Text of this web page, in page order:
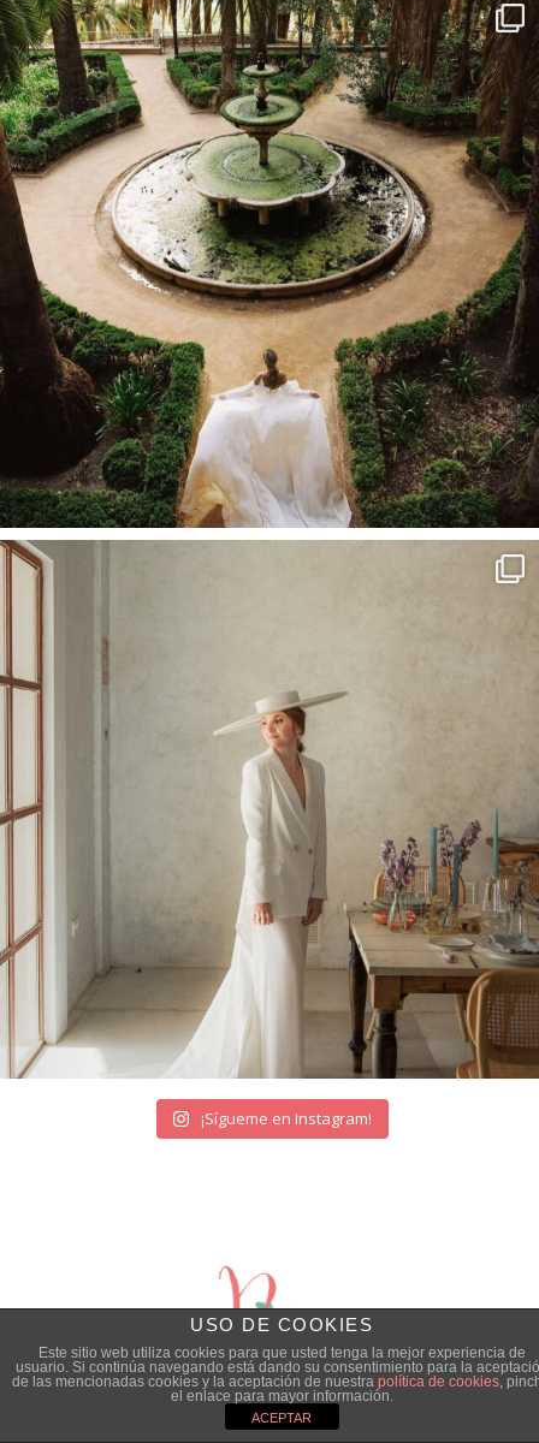
¡Sígueme en Instagram!
© Quiero una Boda Perfecta |Aviso legal
USO DE COOKIES
Este sitio web utiliza cookies para que usted tenga la mejor experiencia de
usuario. Si continúa navegando está dando su consentimiento para la
de las mencionadas cookies y la aceptación de nuestra política de cookies,
el enlace para mayor información.
ACEPTAR